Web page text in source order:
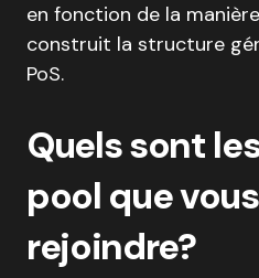
en fonction de la
construit la structure
PoS.
Quels sont
pool que
rejoindre?